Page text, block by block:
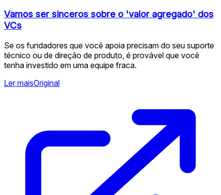
Vamos ser sinceros sobre o 'valor agregado' dos
VCs
Se os fundadores que você apoia precisam do seu suporte
técnico ou de direção de produto, é provável que você
tenha investido em uma equipe fraca.
Ler maisOriginal